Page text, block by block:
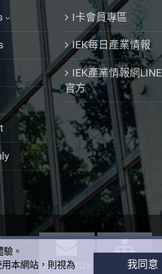
I卡會員專區
IEK每日產業情報
IEK產業情報網LINE
官方
ContactUs SiteMap
。
本網站，則視為
我同意